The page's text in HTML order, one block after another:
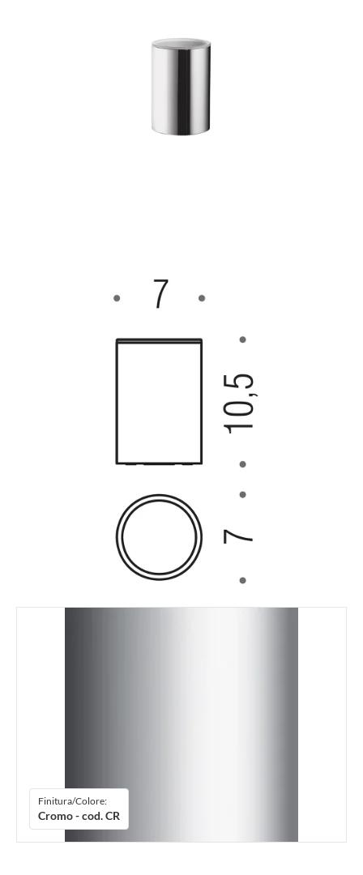
Finitura/Colore:
Cromo - cod. CR